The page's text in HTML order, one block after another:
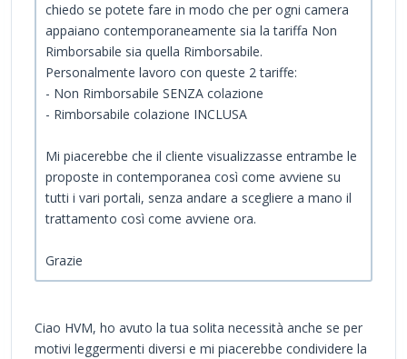
chiedo se potete fare in modo che per ogni camera
appaiano contemporaneamente sia la tariffa Non
Rimborsabile sia quella Rimborsabile.
Personalmente lavoro con queste 2 tariffe:
- Non Rimborsabile SENZA colazione
- Rimborsabile colazione INCLUSA
Mi piacerebbe che il cliente visualizzasse entrambe le
proposte in contemporanea così come avviene su
tutti i vari portali, senza andare a scegliere a mano il
trattamento così come avviene ora.
Grazie
Ciao HVM, ho avuto la tua solita necessità anche se per
motivi leggermenti diversi e mi piacerebbe condividere la